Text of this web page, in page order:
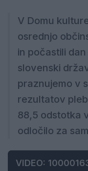
V Domu
osrednjo
in počastili
slovenski
praznujemo v
rezultatov
88,5 odstotka
odločilo za
VIDEO: